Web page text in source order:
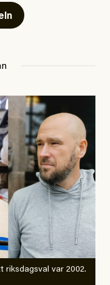
en ”röd, grön och
bra
ingressen
”bakgrund skapar
är att artikeln
– och den
personen
alla politiska
infiltratörer, och då
går för att skydda
riksdagsval var 2002.